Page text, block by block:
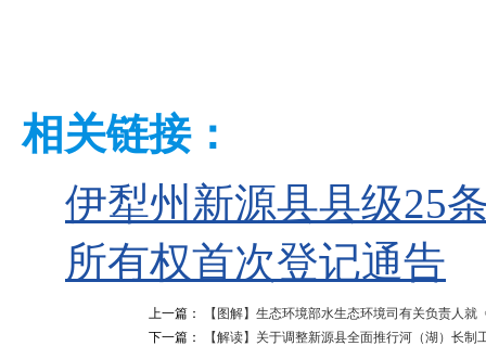
相关链接：
伊犁州新源县县级25
所有权首次登记通告
上一篇：
【图解】生态环境部水生态环境司有关负责人
下一篇：
【解读】关于调整新源县全面推行河（湖）长制